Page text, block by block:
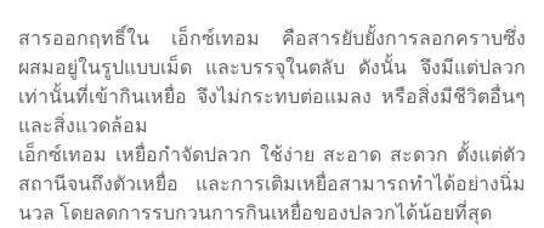
สารออกฤทธิ์ใน เอ็กซ์เทอม คือสารยับยั้งการลอกคราบซึ่ง
ผสมอยู่ในรูปแบบเม็ด และบรรจุในตลับ ดังนั้น จึงมีแต่ปลวก
เท่านั้นที่เข้ากินเหยื่อ จึงไม่กระทบต่อแมลง หรือสิ่งมีชีวิตอื่นๆ
และสิ่งแวดล้อม
เอ็กซ์เทอม เหยื่อกำจัดปลวก ใช้ง่าย สะอาด สะดวก ตั้งแต่ตัว
สถานีจนถึงตัวเหยื่อ และการเติมเหยื่อสามารถทำได้อย่างนิ่ม
นวล โดยลดการรบกวนการกินเหยื่อของปลวกได้น้อยที่สุด